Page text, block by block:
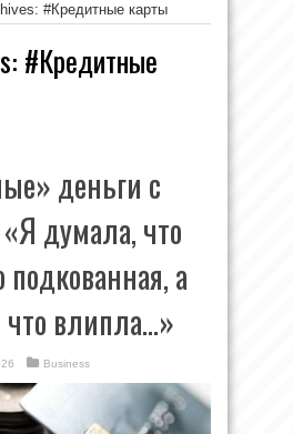
#Кредитные карты
#Кредитные
деньги с
думала, что
а
что влипла…»
Business